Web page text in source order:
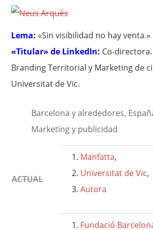
Lema: «Sin visibilidad no hay venta.»
«Titular» de LinkedIn: Co-
Branding Territorial y Marketing de
Universitat de Vic.
Barcelona y alrededores,
Marketing y publicidad
ACTUAL
Manfatta,
Universitat de Vic,
Autora
Fundació